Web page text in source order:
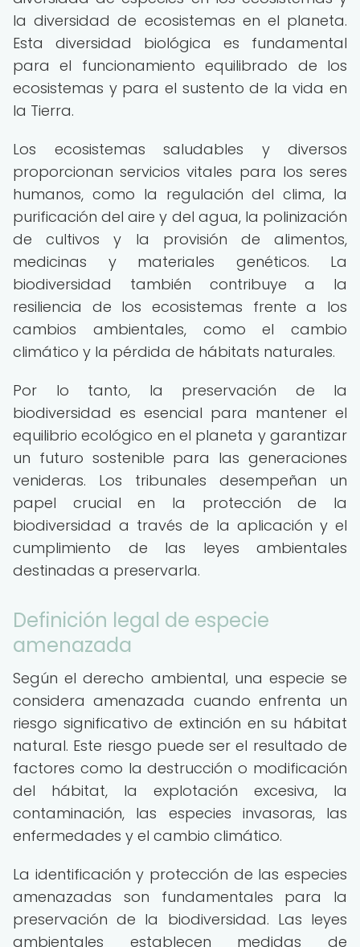
la diversidad de ecosistemas en el planeta.
Esta diversidad biológica es fundamental
para el funcionamiento equilibrado de los
ecosistemas y para el sustento de la vida en
la Tierra.
Los ecosistemas saludables y diversos
proporcionan servicios vitales para los seres
humanos, como la regulación del clima, la
purificación del aire y del agua, la polinización
de cultivos y la provisión de alimentos,
medicinas y materiales genéticos. La
biodiversidad también contribuye a la
resiliencia de los ecosistemas frente a los
cambios ambientales, como el cambio
climático y la pérdida de hábitats naturales.
Por lo tanto, la preservación de la
biodiversidad es esencial para mantener el
equilibrio ecológico en el planeta y garantizar
un futuro sostenible para las generaciones
venideras. Los tribunales desempeñan un
papel crucial en la protección de la
biodiversidad a través de la aplicación y el
cumplimiento de las leyes ambientales
destinadas a preservarla.
Definición legal de especie
amenazada
Según el derecho ambiental, una especie se
considera amenazada cuando enfrenta un
riesgo significativo de extinción en su hábitat
natural. Este riesgo puede ser el resultado de
factores como la destrucción o modificación
del hábitat, la explotación excesiva, la
contaminación, las especies invasoras, las
enfermedades y el cambio climático.
La identificación y protección de las especies
amenazadas son fundamentales para la
preservación de la biodiversidad. Las leyes
ambientales establecen medidas de